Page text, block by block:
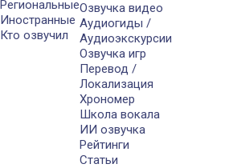
Региональные
Иностранные
Кто озвучил
Озвучка видео
Аудиогиды /
Аудиоэкскурсии
Озвучка игр
Перевод /
Локализация
Хрономер
Школа вокала
ИИ озвучка
Рейтинги
Статьи